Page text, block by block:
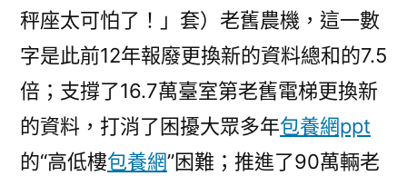
秤座太可怕了！」套）老舊農機，這一數
字是此前12年報廢更換新的資料總和的7.5
倍；支撐了16.7萬臺室第老舊電梯更換新
的資料，打消了困擾大眾多年包養網ppt
的“高低樓包養網”困難；推進了90萬輛老